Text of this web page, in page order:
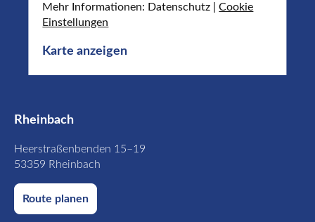
Mehr Informationen: Datenschutz |Cookie
Einstellungen
Karte anzeigen
Rheinbach
Heerstraßenbenden 15–19
53359 Rheinbach
Route planen